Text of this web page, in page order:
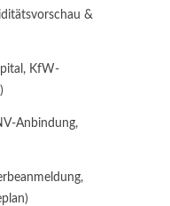
&
KfW-
Anbindung,